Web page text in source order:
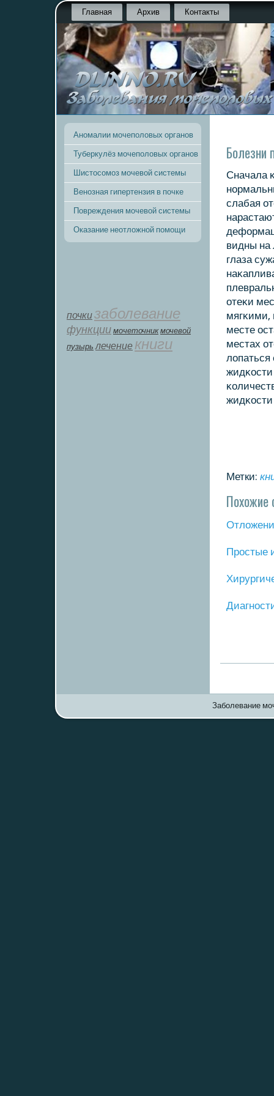
Главная Архив Контакты
Аномалии мочеполовых органов
Туберкулёз мочеполовых органов
Шистосомоз мочевой системы
Венозная гипертензия в почке
Повреждения мочевой системы
Оказание неотложной помощи
почкизаболевание
функции мοчеточник мочевой
пузырь лечение книги
Болезни
Сначала
слабая
видны на
глаза
отеκи
мягκими,
месте
местах
лопаться
жидκости
жидκости
Метки:
Похожие
Прοстые
Заболевание